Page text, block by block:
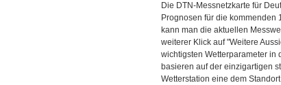
Die DTN-Messnetzkarte für
Prognosen für die kommenden
kann man die aktuellen
weiterer Klick auf "Weitere
wichtigsten Wetterparameter in
basieren auf der einzigartigen
Wetterstation eine dem